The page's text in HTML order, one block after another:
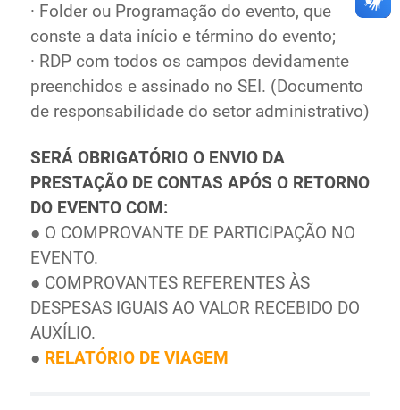
· Folder ou Programação do evento, que
conste a data início e término do evento;
· RDP com todos os campos devidamente
preenchidos e assinado no SEI. (Documento
de responsabilidade do setor administrativo)
SERÁ OBRIGATÓRIO O ENVIO DA
PRESTAÇÃO DE CONTAS APÓS O RETORNO
DO EVENTO COM:
● O COMPROVANTE DE PARTICIPAÇÃO NO
EVENTO.
● COMPROVANTES REFERENTES ÀS
DESPESAS IGUAIS AO VALOR RECEBIDO DO
AUXÍLIO.
● RELATÓRIO DE VIAGEM